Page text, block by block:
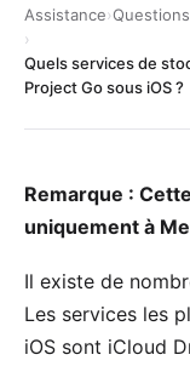
Assistance›
›
Quels services de
Project Go sous iOS ?
Remarque :
uniquement à
Il existe de
Les services les
iOS sont iCloud